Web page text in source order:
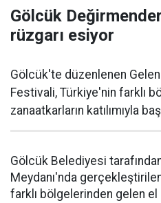
Gölcük
rüzgarı esiyor
Gölcük'te düzenlenen
Festivali, Türkiye'nin farklı
zanaatkarların katılımıyla
Gölcük Belediyesi
Meydanı'nda
farklı bölgelerinden gelen el